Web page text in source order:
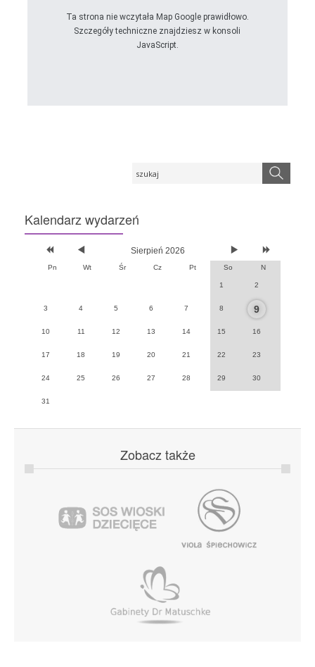
Ta strona nie wczytała Map Google prawidłowo.
Szczegóły techniczne znajdziesz w konsoli
JavaScript.
Kalendarz wydarzeń
Sierpień 2026
Pn Wt Śr Cz Pt So N
1 2
3 4 5 6 7 8 9
10 11 12 13 14 15 16
17 18 19 20 21 22 23
24 25 26 27 28 29 30
31
Zobacz także